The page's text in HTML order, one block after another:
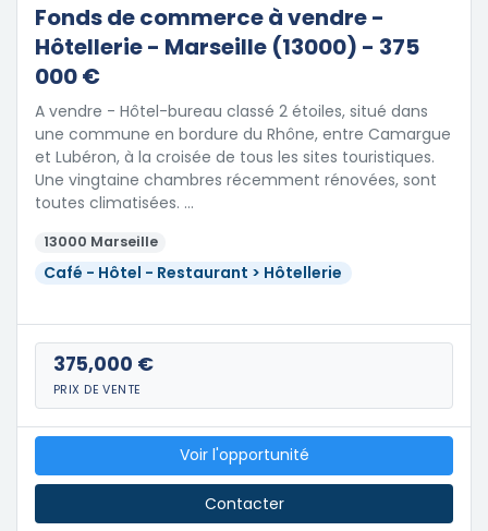
Fonds de commerce à vendre -
Hôtellerie - Marseille (13000) - 375
000 €
A vendre - Hôtel-bureau classé 2 étoiles, situé dans
une commune en bordure du Rhône, entre Camargue
et Lubéron, à la croisée de tous les sites touristiques.
Une vingtaine chambres récemment rénovées, sont
toutes climatisées. …
13000 Marseille
Café - Hôtel - Restaurant > Hôtellerie
375,000 €
PRIX DE VENTE
Voir l'opportunité
Contacter